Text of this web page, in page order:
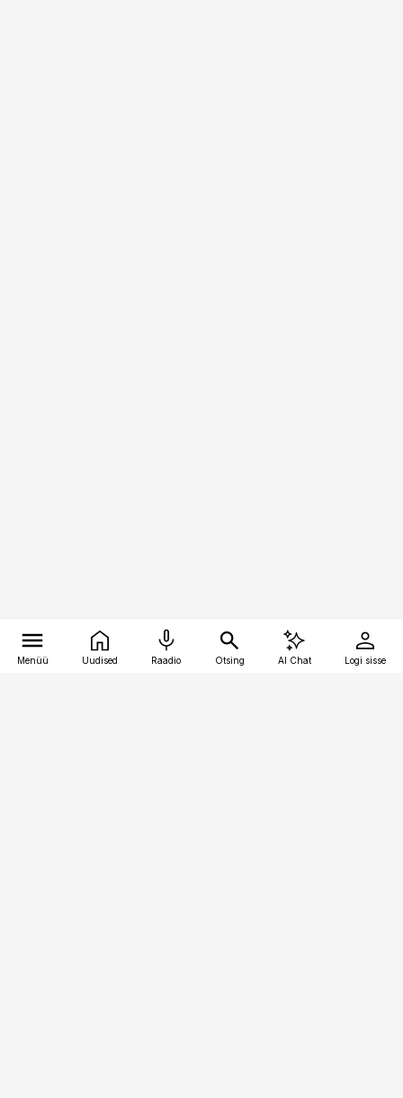
Menüü Uudised Raadio Otsing AI Chat Logi sisse